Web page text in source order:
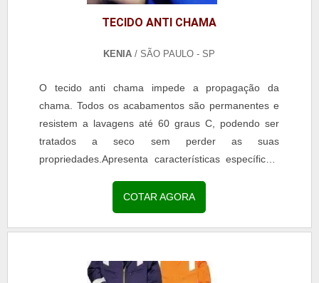
TECIDO ANTI CHAMA
KENIA/ SÃO PAULO - SP
O tecido anti chama impede a propagação da
chama. Todos os acabamentos são permanentes e
resistem a lavagens até 60 graus C, podendo ser
tratados a seco sem perder as suas
propriedades.Apresenta características específicas,
COTAR AGORA